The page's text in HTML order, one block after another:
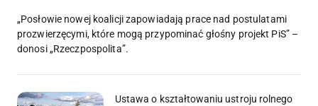
„Posłowie nowej koalicji zapowiadają prace nad postulatami
prozwierzęcymi, które mogą przypominać głośny projekt PiS” –
donosi „Rzeczpospolita”.
Ustawa o kształtowaniu ustroju rolnego